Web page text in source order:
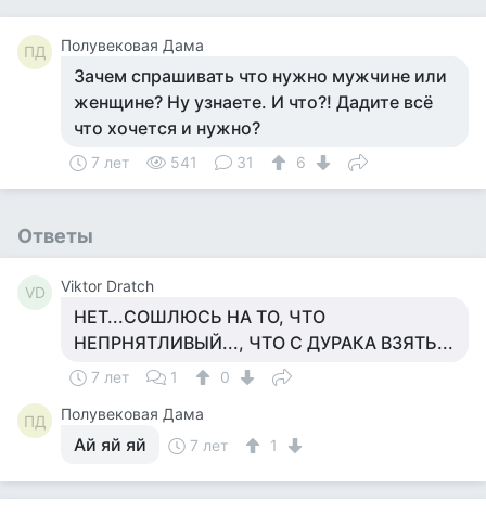
ПД Полувековая Дама
Зачем спрашивать что нужно мужчине или
женщине? Ну узнаете. И что?! Дадите всё
что хочется и нужно?
7 лет 541 31 6
Ответы
VD Viktor Dratch
НЕТ...СОШЛЮСЬ НА ТО, ЧТО
НЕПРНЯТЛИВЫЙ..., ЧТО С ДУРАКА ВЗЯТЬ...
7 лет 1 0
ПД Полувековая Дама
Ай яй яй 7 лет 1